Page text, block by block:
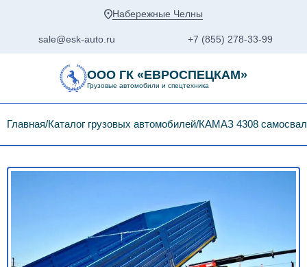
Набережные Челны
sale@esk-auto.ru +7 (855) 278-33-99
ООО ГК «ЕВРОСПЕЦКАМ»
Грузовые автомобили и спецтехника
Главная Каталог грузовых автомобилей КАМАЗ 4308